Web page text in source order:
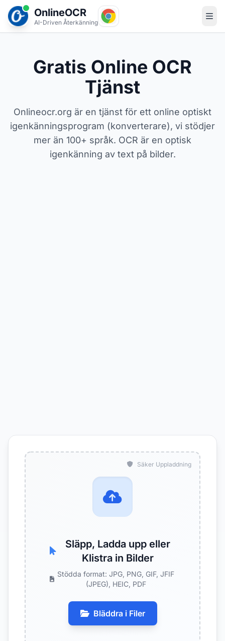
OnlineOCR
AI-Driven Återkänning
Gratis Online OCR
Tjänst
Onlineocr.org är en tjänst för ett online optiskt
igenkänningsprogram (konverterare), vi stödjer
mer än 100+ språk. OCR är en optisk
igenkänning av text på bilder.
Säker Uppladdning
Släpp, Ladda upp eller
Klistra in Bilder
Stödda format: JPG, PNG, GIF, JFIF
(JPEG), HEIC, PDF
Bläddra i Filer